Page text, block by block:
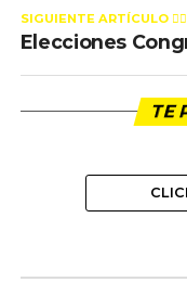
SIGUIENTE ARTÍCULO 👈🏻
Elecciones
TE